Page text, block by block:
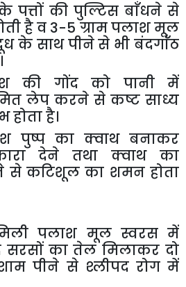
पत्तों की पुल्टिस बाँधने से
है व 3-5 ग्राम पलाश मूल
के साथ पीने से भी बंदगाँठ
की गोंद को पानी में
लेप करने से कष्ट साध्य
होता है।
पुष्प का क्वाथ बनाकर
देने तथा क्वाथ का
से कटिशूल का शमन होता
पलाश मूल स्वरस में
का तेल मिलाकर दो
पीने से श्लीपद रोग में